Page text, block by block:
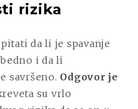
rizika
da li je spavanje
i da li
savršeno. Odgovor je
su vrlo